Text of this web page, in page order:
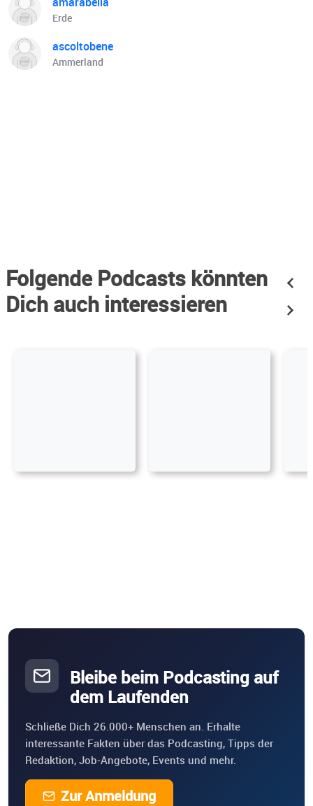
Erde
ascoltobene
Ammerland
Folgende Podcasts könnten
Dich auch interessieren
Bleibe beim Podcasting auf
dem Laufenden
Schließe Dich 26.000+ Menschen an. Erhalte
interessante Fakten über das Podcasting, Tipps der
Redaktion, Job-Angebote, Events und mehr.
Zur Anmeldung